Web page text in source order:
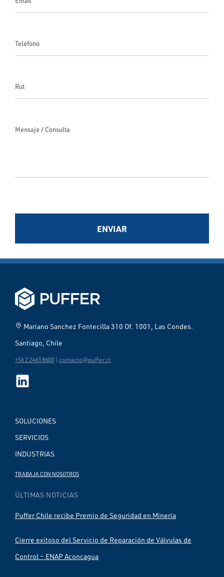
Teléfono
Rut
Mensaje / Consulta
ENVIAR
home_pin Mariano Sanchez Fontecilla 310 Of. 1001, Las Condes.
Santiago, Chile
+56 2 2463 8600 | contacto@puffer.cl
SOLUCIONES
SERVICIOS
INDUSTRIAS
TRABAJA CON NOSOTROS
ÚLTIMAS NOTICIAS
Puffer Chile recibe Premio de Seguridad en Minería
Cierre exitoso del Servicio de Reparación de Válvulas de
Control – ENAP Aconcagua